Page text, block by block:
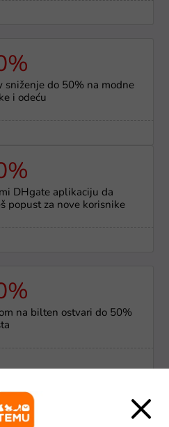
sniženje do 50% na modne
i odeću
DHgate aplikaciju da
popust za nove korisnike
na bilten ostvari do 50%
popusti do 70% na